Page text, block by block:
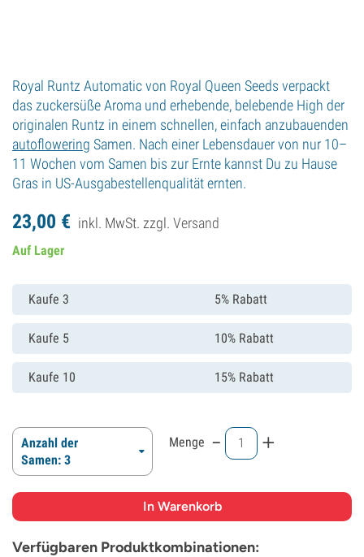
Royal Runtz Automatic von Royal Queen Seeds verpackt
das zuckersüße Aroma und erhebende, belebende High der
originalen Runtz in einem schnellen, einfach anzubauenden
autoflowering Samen. Nach einer Lebensdauer von nur 10–
11 Wochen vom Samen bis zur Ernte kannst Du zu Hause
Gras in US-Ausgabestellenqualität ernten.
23,00 € inkl. MwSt. zzgl. Versand
Auf Lager
Kaufe 3 5% Rabatt
Kaufe 5 10% Rabatt
Kaufe 10 15% Rabatt
Anzahl der
Samen: 3
Menge - +
Verfügbaren Produktkombinationen: